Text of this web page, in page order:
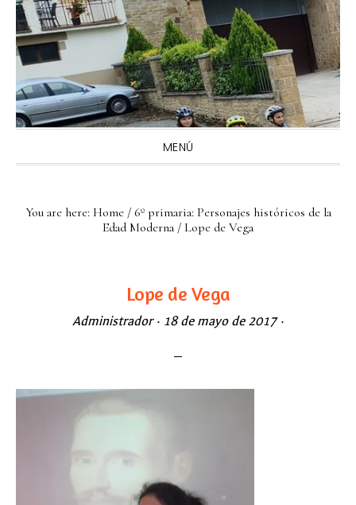
Skip
to
primary
navigation
Skip
to
main
content
Skip
to
primary
sidebar
Skip
to
footer
MENÚ
You are here: Home / 6º primaria: Personajes históricos de la
Edad Moderna / Lope de Vega
Lope de Vega
Administrador· 18 de mayo de 2017·